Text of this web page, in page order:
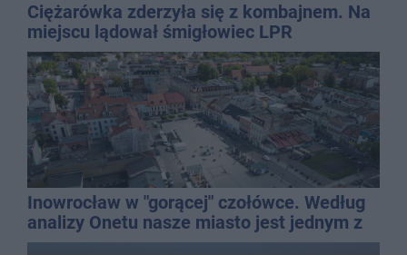
Ciężarówka zderzyła się z kombajnem. Na
miejscu lądował śmigłowiec LPR
Inowrocław w "gorącej" czołówce. Według
analizy Onetu nasze miasto jest jednym z
najbardziej narażonych na upały